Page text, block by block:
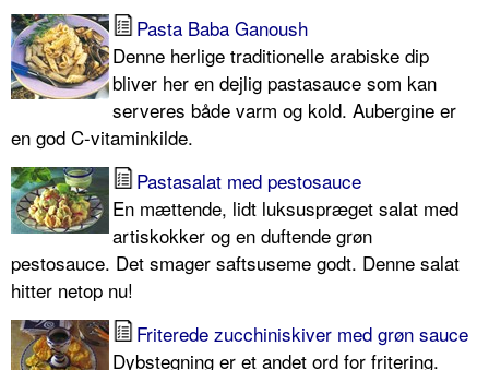
Pasta Baba Ganoush
Denne herlige traditionelle arabiske dip
bliver her en dejlig pastasauce som kan
serveres både varm og kold. Aubergine er
en god C-vitaminkilde.
Pastasalat med pestosauce
En mættende, lidt luksuspræget salat med
artiskokker og en duftende grøn
pestosauce. Det smager saftsuseme godt. Denne salat
hitter netop nu!
Friterede zucchiniskiver med grøn sauce
Dybstegning er et andet ord for fritering.